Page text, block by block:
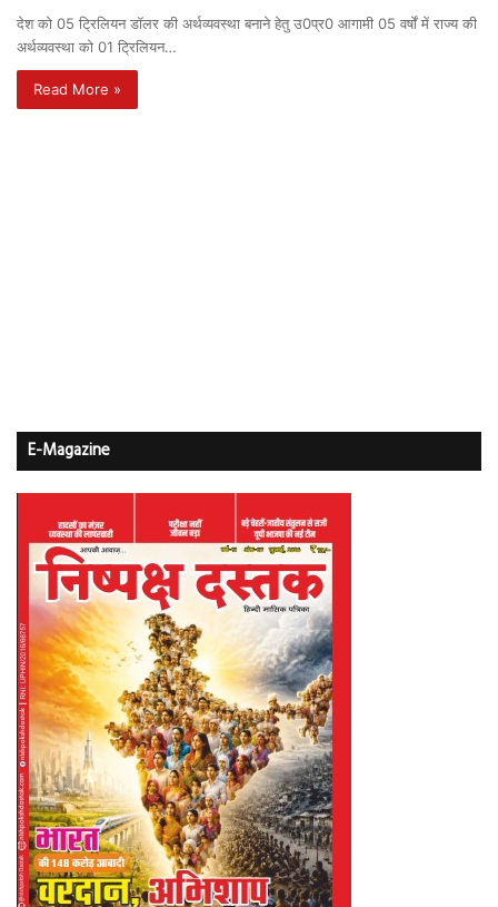
देश को 05 ट्रिलियन डॉलर की अर्थव्यवस्था बनाने हेतु उ0प्र0 आगामी 05 वर्षों में राज्य की
अर्थव्यवस्था को 01 ट्रिलियन…
Read More »
E-Magazine